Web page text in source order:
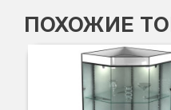
ПОХОЖИЕ